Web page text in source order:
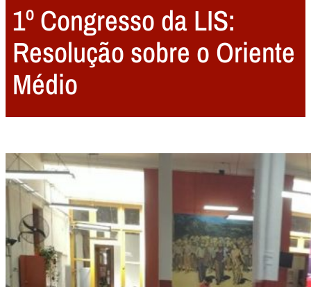
1º Congresso da LIS:
Resolução sobre o Oriente
Médio